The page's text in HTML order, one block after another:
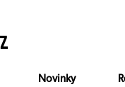
Novinky